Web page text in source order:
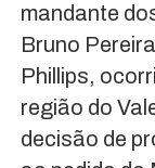
mandante
Bruno
Phillips,
região do
decisão de